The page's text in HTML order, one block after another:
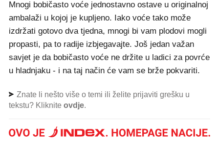
Mnogi bobičasto voće jednostavno ostave u originalnoj
ambalaži u kojoj je kupljeno. Iako voće tako može
izdržati gotovo dva tjedna, mnogi bi vam plodovi mogli
propasti, pa to radije izbjegavajte. Još jedan važan
savjet je da bobičasto voće ne držite u ladici za povrće
u hladnjaku - i na taj način će vam se brže pokvariti.
Znate li nešto više o temi ili želite prijaviti grešku u
tekstu? Kliknite ovdje.